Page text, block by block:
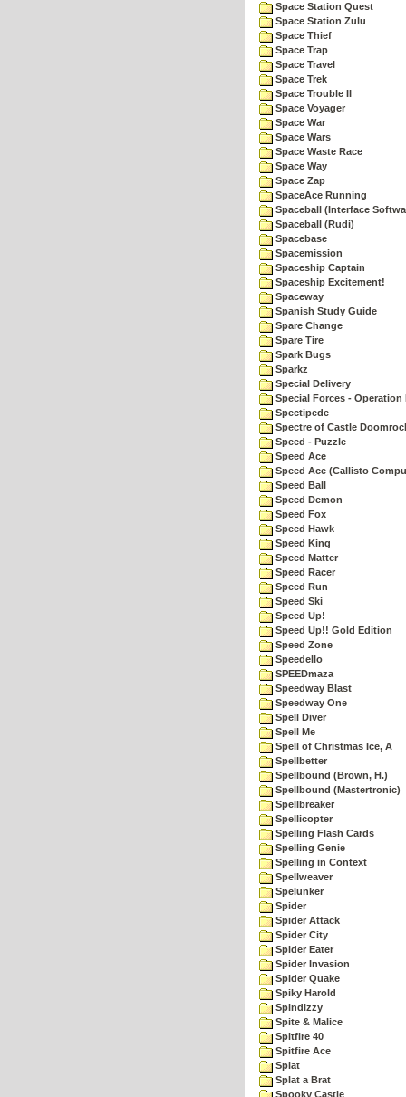
Space Station Quest
Space Station Zulu
Space Thief
Space Trap
Space Travel
Space Trek
Space Trouble II
Space Voyager
Space War
Space Wars
Space Waste Race
Space Way
Space Zap
SpaceAce Running
Spaceball (Interface
Spaceball (Rudi)
Spacebase
Spacemission
Spaceship Captain
Spaceship Excitement!
Spaceway
Spanish Study Guide
Spare Change
Spare Tire
Spark Bugs
Sparkz
Special Delivery
Special Forces - Operation
Spectipede
Spectre of Castle
Speed - Puzzle
Speed Ace
Speed Ace (Callisto
Speed Ball
Speed Demon
Speed Fox
Speed Hawk
Speed King
Speed Matter
Speed Racer
Speed Run
Speed Ski
Speed Up!
Speed Up!! Gold Edition
Speed Zone
Speedello
SPEEDmaza
Speedway Blast
Speedway One
Spell Diver
Spell Me
Spell of Christmas Ice, A
Spellbetter
Spellbound (Brown, H.)
Spellbound (Mastertronic)
Spellbreaker
Spellicopter
Spelling Flash Cards
Spelling Genie
Spelling in Context
Spellweaver
Spelunker
Spider
Spider Attack
Spider City
Spider Eater
Spider Invasion
Spider Quake
Spiky Harold
Spindizzy
Spite & Malice
Spitfire 40
Spitfire Ace
Splat
Splat a Brat
Spooky Castle